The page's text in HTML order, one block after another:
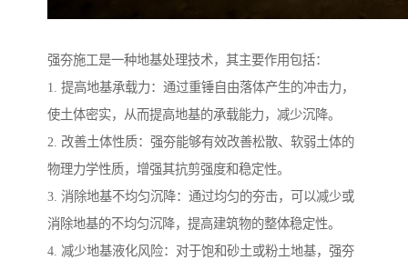
强夯施工是一种地基处理技术，其主要作用包括：
1. 提高地基承载力：通过重锤自由落体产生的冲击力，
使土体密实，从而提高地基的承载能力，减少沉降。
2. 改善土体性质：强夯能够有效改善松散、软弱土体的
物理力学性质，增强其抗剪强度和稳定性。
3. 消除地基不均匀沉降：通过均匀的夯击，可以减少或
消除地基的不均匀沉降，提高建筑物的整体稳定性。
4. 减少地基液化风险：对于饱和砂土或粉土地基，强夯